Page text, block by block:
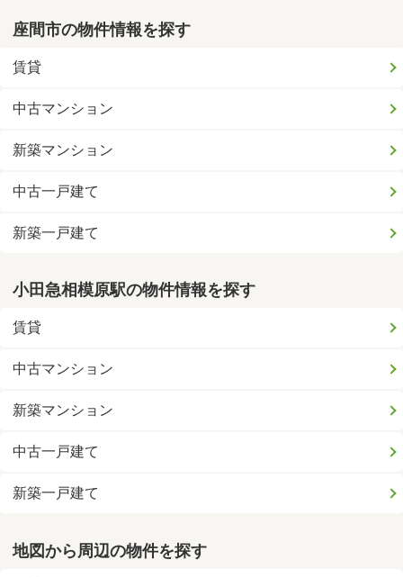
座間市の物件情報を探す
賃貸
中古マンション
新築マンション
中古一戸建て
新築一戸建て
小田急相模原駅の物件情報を探す
賃貸
中古マンション
新築マンション
中古一戸建て
新築一戸建て
地図から周辺の物件を探す